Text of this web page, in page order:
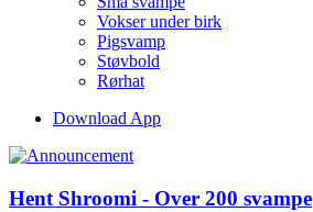
Vokser under birk
Pigsvamp
Støvbold
Rørhat
Download App
Hent Shroomi - Over 200 svampe